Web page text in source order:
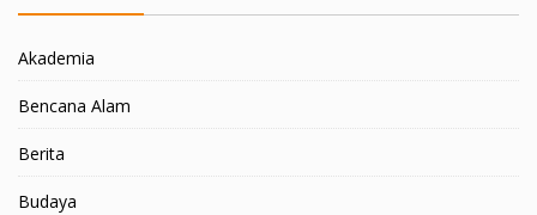
Akademia
Bencana Alam
Berita
Budaya